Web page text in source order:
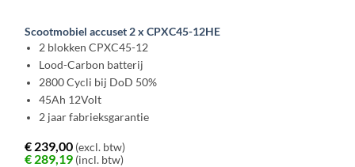
Scootmobiel accuset 2 x CPXC45-12HE
2 blokken CPXC45-12
Lood-Carbon batterij
2800 Cycli bij DoD 50%
45Ah 12Volt
2 jaar fabrieksgarantie
€ 239,00 (excl. btw)
€ 289,19 (incl. btw)